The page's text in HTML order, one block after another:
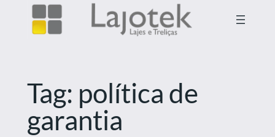
Tag: política de
garantia